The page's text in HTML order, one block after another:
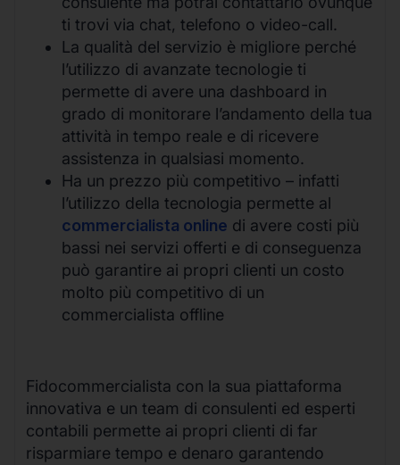
ti trovi via chat, telefono o video-call.
La qualità del servizio è migliore perché
l’utilizzo di avanzate tecnologie ti
permette di avere una dashboard in
grado di monitorare l’andamento della tua
attività in tempo reale e di ricevere
assistenza in qualsiasi momento.
Ha un prezzo più competitivo – infatti
l’utilizzo della tecnologia permette al
commercialista online di avere costi più
bassi nei servizi offerti e di conseguenza
può garantire ai propri clienti un costo
molto più competitivo di un
commercialista offline
Fidocommercialista con la sua piattaforma
innovativa e un team di consulenti ed esperti
contabili permette ai propri clienti di far
risparmiare tempo e denaro garantendo